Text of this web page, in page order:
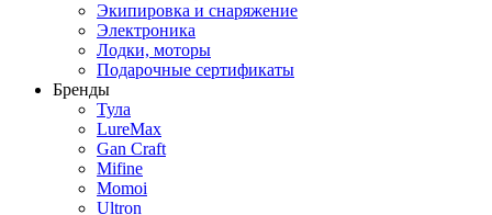
Экипировка и снаряжение
Электроника
Лодки, моторы
Подарочные сертификаты
Бренды
Тула
LureMax
Gan Craft
Mifine
Momoi
Ultron